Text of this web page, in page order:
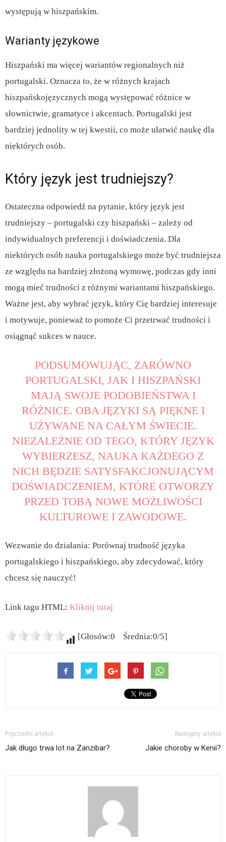
występują w hiszpańskim.
Warianty językowe
Hiszpański ma więcej wariantów regionalnych niż
portugalski. Oznacza to, że w różnych krajach
hiszpańskojęzycznych mogą występować różnice w
słownictwie, gramatyce i akcentach. Portugalski jest
bardziej jednolity w tej kwestii, co może ułatwić naukę dla
niektórych osób.
Który język jest trudniejszy?
Ostateczna odpowiedź na pytanie, który język jest
trudniejszy – portugalski czy hiszpański – zależy od
indywidualnych preferencji i doświadczenia. Dla
niektórych osób nauka portugalskiego może być trudniejsza
ze względu na bardziej złożoną wymowę, podczas gdy inni
mogą mieć trudności z różnymi wariantami hiszpańskiego.
Ważne jest, aby wybrać język, który Cię bardziej interesuje
i motywuje, ponieważ to pomoże Ci przetrwać trudności i
osiągnąć sukces w nauce.
PODSUMOWUJĄC, ZARÓWNO
PORTUGALSKI, JAK I HISZPAŃSKI
MAJĄ SWOJE PODOBIEŃSTWA I
RÓŻNICE. OBA JĘZYKI SĄ PIĘKNE I
UŻYWANE NA CAŁYM ŚWIECIE.
NIEZALEŻNIE OD TEGO, KTÓRY JĘZYK
WYBIERZESZ, NAUKA KAŻDEGO Z
NICH BĘDZIE SATYSFAKCJONUJĄCYM
DOŚWIADCZENIEM, KTÓRE OTWORZY
PRZED TOBĄ NOWE MOŻLIWOŚCI
KULTUROWE I ZAWODOWE.
Wezwanie do działania: Porównaj trudność języka
portugalskiego i hiszpańskiego, aby zdecydować, który
chcesz się nauczyć!
Link tagu HTML: Kliknij tutaj
[Głosów:0 Średnia:0/5]
Poprzedni artykuł
Jak długo trwa lot na Zanzibar?
Następny artykuł
Jakie choroby w Kenii?